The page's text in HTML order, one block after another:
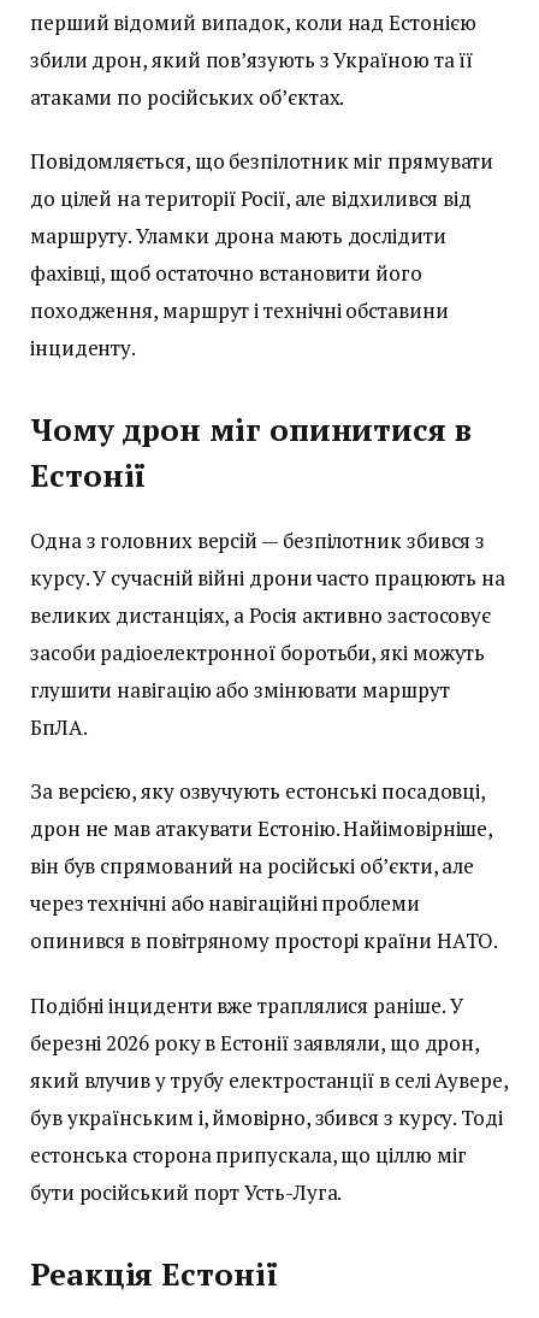
перший відомий випадок, коли над Естонією
збили дрон, який пов’язують з Україною та її
атаками по російських об’єктах.
Повідомляється, що безпілотник міг прямувати
до цілей на території Росії, але відхилився від
маршруту. Уламки дрона мають дослідити
фахівці, щоб остаточно встановити його
походження, маршрут і технічні обставини
інциденту.
Чому дрон міг опинитися в
Естонії
Одна з головних версій — безпілотник збився з
курсу. У сучасній війні дрони часто працюють на
великих дистанціях, а Росія активно застосовує
засоби радіоелектронної боротьби, які можуть
глушити навігацію або змінювати маршрут
БпЛА.
За версією, яку озвучують естонські посадовці,
дрон не мав атакувати Естонію. Найімовірніше,
він був спрямований на російські об’єкти, але
через технічні або навігаційні проблеми
опинився в повітряному просторі країни НАТО.
Подібні інциденти вже траплялися раніше. У
березні 2026 року в Естонії заявляли, що дрон,
який влучив у трубу електростанції в селі Аувере,
був українським і, ймовірно, збився з курсу. Тоді
естонська сторона припускала, що ціллю міг
бути російський порт Усть-Луга.
Реакція Естонії